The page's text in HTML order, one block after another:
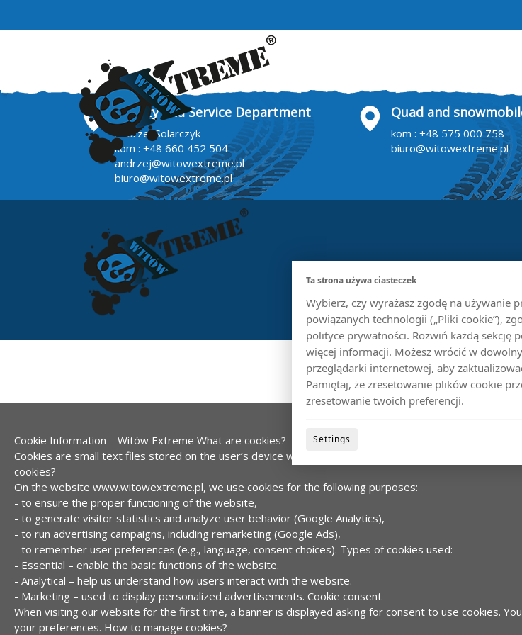
Quality and Service Department
Andrzej Solarczyk
kom : +48 660 452 504
andrzej@witowextreme.pl
biuro@witowextreme.pl
Quad and
kom : +48 575 000 758
biuro@witowextreme.pl
Copyrights
Cookie Information – Witów Extreme What are cookies?
Cookies are small text files stored on the user’s device while visiting a website. They allow the
cookies?
On the website www.witowextreme.pl, we use cookies for the following purposes:
- to ensure the proper functioning of the website,
- to generate visitor statistics and analyze user behavior (Google Analytics),
- to run advertising campaigns, including remarketing (Google Ads),
- to remember user preferences (e.g., language, consent choices). Types of cookies used:
- Essential – enable the basic functions of the website.
- Analytical – help us understand how users interact with the website.
- Marketing – used to display personalized advertisements. Cookie consent
When visiting our website for the first time, a banner is displayed asking for consent to use cookies.
your preferences. How to manage cookies?
Ta strona używa ciasteczek
Wybierz, czy wyrażasz zgodę na używanie
powiązanych technologii („Pliki cookie”),
polityce prywatności. Rozwiń każdą sekcję
więcej informacji. Możesz wrócić w
przeglądarki internetowej, aby
Pamiętaj, że zresetowanie plików cookie
zresetowanie twoich preferencji.
Settings